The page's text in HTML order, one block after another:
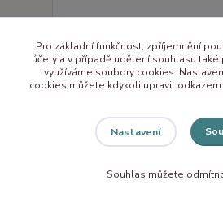
Cvičky taneční barefoot
textilní vzory
Pro základní funkčnost, zpříjemnění
účely a v případě udělení souhlasu
využíváme soubory cookies.
cookies můžete kdykoli upravit
Nastavení
Souhlas můžete